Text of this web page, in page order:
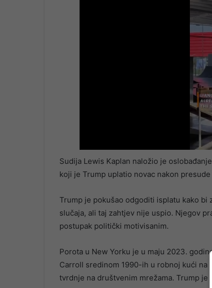
Sudija Lewis Kaplan naložio je
koji je Trump uplatio novac nakon
Trump je pokušao odgoditi isplatu kako bi
slučaja, ali taj zahtjev nije uspio. Njegov
postupak politički motivisanim.
Porota u New Yorku je u maju 2023.
Carroll sredinom 1990-ih u robnoj kući na
tvrdnje na društvenim mrežama. Trump je